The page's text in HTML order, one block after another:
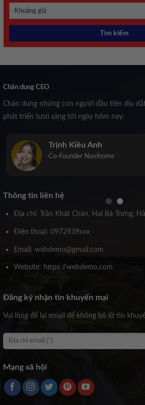
Chân dung CEO
Chân dung những con người đầu tiên dìu
phát triển tươi sáng tới ngày hôm nay:
Trịnh Kiều Anh
Co-Founder Novihome
Thông tin liên hệ
Địa chỉ: Trần Khát Chân, Hai Bà Trưng,
Điện thoại: 0972939xxx
Email: webdemo@gmail.com
Website: https://webdemo.com
Đăng ký nhận tin khuyến mại
Vui lòng để lại email để không bỏ lỡ tin
Mạng xã hội